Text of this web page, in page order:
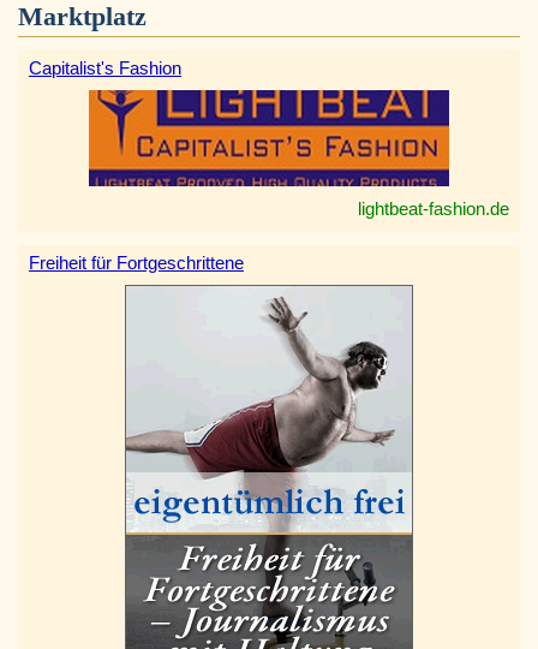
Marktplatz
Capitalist's Fashion
lightbeat-fashion.de
Freiheit für Fortgeschrittene